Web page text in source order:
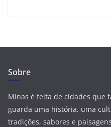
Sobre
Minas é feita de cidades que
guarda uma história, uma
tradições, sabores e